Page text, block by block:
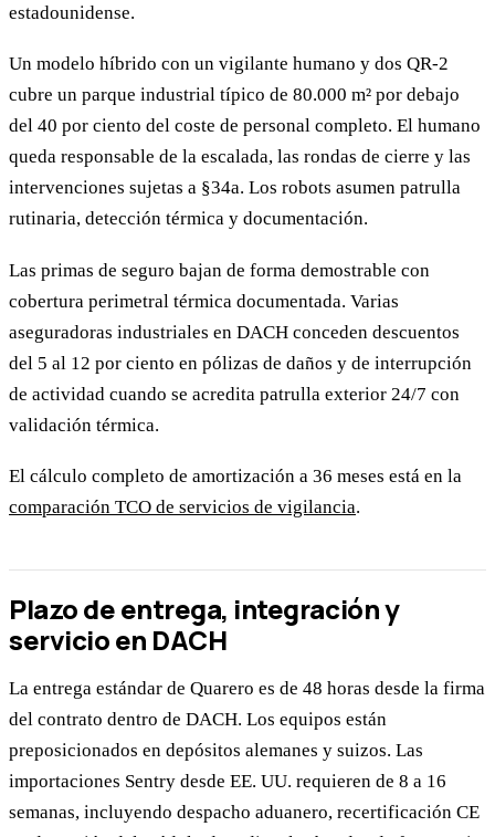
estadounidense.
Un modelo híbrido con un vigilante humano y dos QR-2
cubre un parque industrial típico de 80.000 m² por debajo
del 40 por ciento del coste de personal completo. El humano
queda responsable de la escalada, las rondas de cierre y las
intervenciones sujetas a §34a. Los robots asumen patrulla
rutinaria, detección térmica y documentación.
Las primas de seguro bajan de forma demostrable con
cobertura perimetral térmica documentada. Varias
aseguradoras industriales en DACH conceden descuentos
del 5 al 12 por ciento en pólizas de daños y de interrupción
de actividad cuando se acredita patrulla exterior 24/7 con
validación térmica.
El cálculo completo de amortización a 36 meses está en la
comparación TCO de servicios de vigilancia.
Plazo de entrega, integración y
servicio en DACH
La entrega estándar de Quarero es de 48 horas desde la firma
del contrato dentro de DACH. Los equipos están
preposicionados en depósitos alemanes y suizos. Las
importaciones Sentry desde EE. UU. requieren de 8 a 16
semanas, incluyendo despacho aduanero, recertificación CE